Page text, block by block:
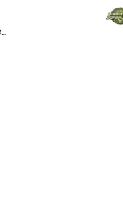
Gelové antibakteriální stélky - FOOTGEL Profesional